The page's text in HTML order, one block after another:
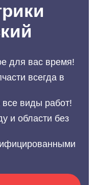
для вас время!
всегда в
виды работ!
и области без